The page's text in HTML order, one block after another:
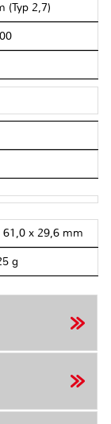
(Typ 2,7)
61,0 x 29,6 mm
g